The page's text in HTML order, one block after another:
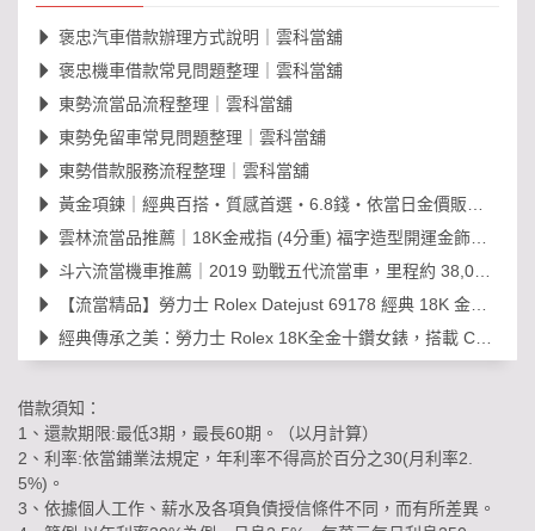
褒忠汽車借款辦理方式說明｜雲科當舖
褒忠機車借款常見問題整理｜雲科當舖
東勢流當品流程整理｜雲科當舖
東勢免留車常見問題整理｜雲科當舖
東勢借款服務流程整理｜雲科當舖
黃金項鍊｜經典百搭・質感首選・6.8錢・依當日金價販售，免工錢更划算
雲林流當品推薦｜18K金戒指 (4分重) 福字造型開運金飾，日常百搭超值選！
斗六流當機車推薦｜2019 勁戰五代流當車，里程約 38,000km，可現場賞車議價
【流當精品】勞力士 Rolex Datejust 69178 經典 18K 金鑽石女錶｜原裝 203
經典傳承之美：勞力士 Rolex 18K全金十鑽女錶，搭載 Cal. 2030 機芯的黃金年代
借款須知：
1、還款期限:最低3期，最長60期。（以月計算）
2、利率:依當鋪業法規定，年利率不得高於百分之30(月利率2.
5%)。
3、依據個人工作、薪水及各項負債授信條件不同，而有所差異。